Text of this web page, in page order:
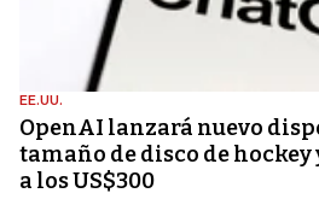
EE.UU.
OpenAI lanzará nuevo
tamaño de disco de
a los US$300